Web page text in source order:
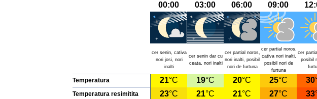
00:00 03:00 06:00 09:00
cer senin, cativa
nori josi, nori
inalti
cer senin dar cu
ceata, nori inalti
cer partial noros,
nori inalti, posibil
nori de furtuna
cer partial noros,
cativa nori inalti,
posibil nori de
furtuna
cer
posibil
Temperatura 21°C 19°C 20°C 25°C 30
Temperatura resimitita 23°C 21°C 21°C 27°C 33